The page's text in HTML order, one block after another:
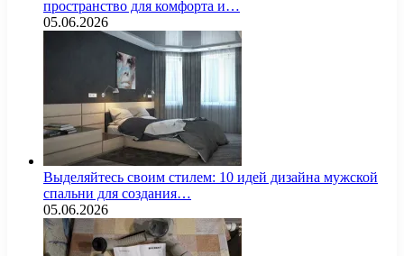
пространство для комфорта и…
05.06.2026
Выделяйтесь своим стилем: 10 идей дизайна мужской
спальни для создания…
05.06.2026